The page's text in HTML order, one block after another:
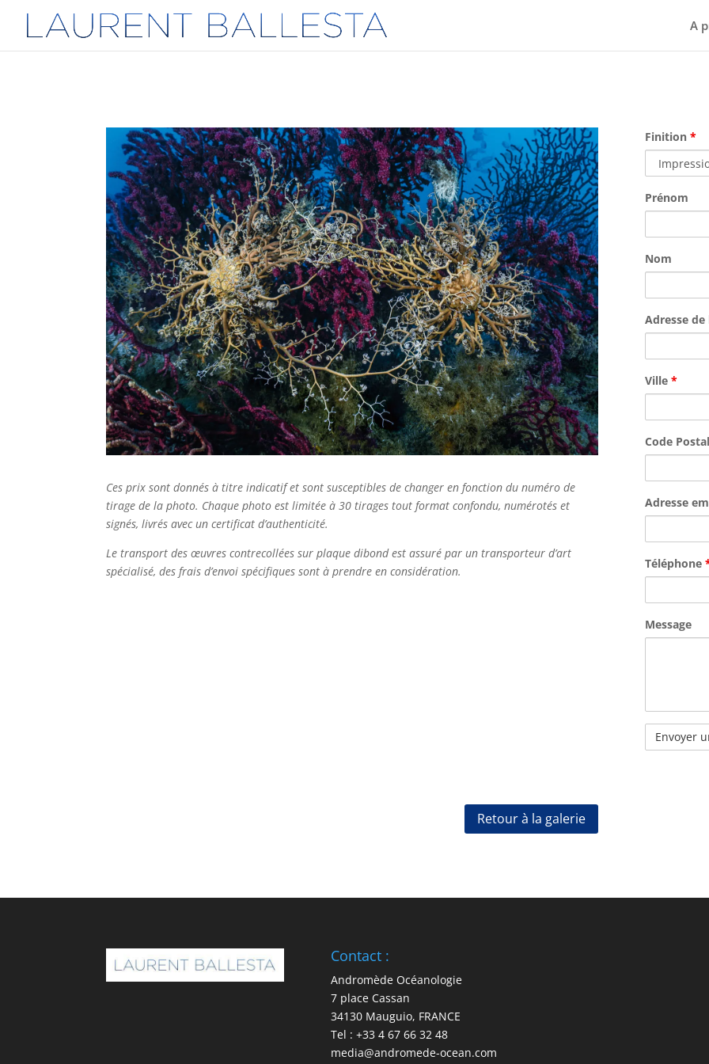
A
Ces prix sont donnés à titre indicatif et sont susceptibles de changer en fonction du numéro de
tirage de la photo. Chaque photo est limitée à 30 tirages tout format confondu, numérotés et
signés, livrés avec un certificat d’authenticité.
Le transport des œuvres contrecollées sur plaque dibond est assuré par un transporteur d’art
spécialisé, des frais d’envoi spécifiques sont à prendre en considération.
Finition *
Prénom
Nom
Adresse
Ville *
Code Postal
Adresse
Téléphone
Message
Retour à la galerie
Contact :
Andromède Océanologie
7 place Cassan
34130 Mauguio, FRANCE
Tel : +33 4 67 66 32 48
media@andromede-ocean.com